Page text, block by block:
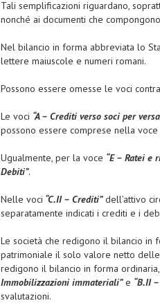
Tali semplificazioni riguardano,
nonché ai documenti che
Nel bilancio in forma abbreviata lo
lettere maiuscole e numeri romani.
Possono essere omesse le voci
Le voci “A – Crediti verso soci per
possono essere comprese nella
Ugualmente, per la voce “E – Ratei e
Debiti”.
Nelle voci “C.II – Crediti”dell’attivo
separatamente indicati i crediti e i
Le società che redigono il bilancio in
patrimoniale il solo valore netto
redigono il bilancio in forma
Immobilizzazioni immateriali”e “B.II
svalutazioni.